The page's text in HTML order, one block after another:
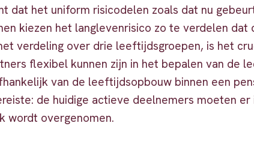
dat het uniform risicodelen zoals dat nu
kiezen het langlevenrisico zo te verdelen
verdeling over drie leeftijdsgroepen, is het
flexibel kunnen zijn in het bepalen van de
van de leeftijdsopbouw binnen een
de huidige actieve deelnemers moeten er
wordt overgenomen.